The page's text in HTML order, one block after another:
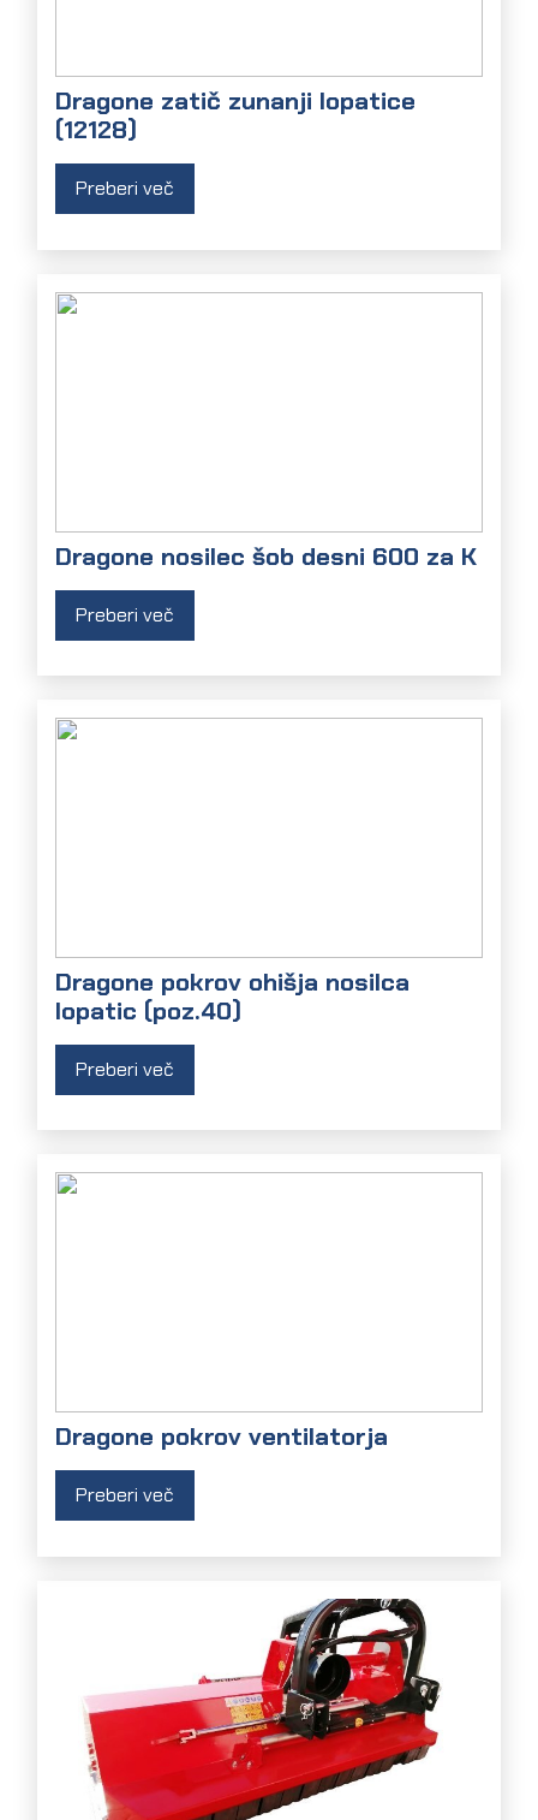
Dragone zatič zunanji lopatice
(12128)
Preberi več
Dragone nosilec šob desni 600 za K
Preberi več
Dragone pokrov ohišja nosilca
lopatic (poz.40)
Preberi več
Dragone pokrov ventilatorja
Preberi več